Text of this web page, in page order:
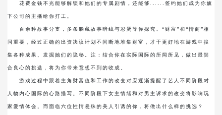
花费金钱不光能够解锁和她们的专属剧情，还能够......签约她们成为你旗
下公司的主播给你打工。
百余种故事分支，多条躲藏故事暗线与彩蛋等你探究。“财富”和“情商”相
同重要，经过正确的出资决议计划不间断地堆集财富，才干更好地在游戏中搜
集各种成果、发掘她们的隐秘。注：结合你在实际国际的所闻所见，做出最契
合良心的挑选，将为你带来意想不到的收成。
游戏过程中跟着主角财富值和工作的改变对应逐渐提醒了艺人不同阶段对
人物内心国际的心路描写。不同阶段下女主情绪和对男主诉求的改变将影响玩
家爱情体会。而面临六位性情悬殊的美人引诱的你，将做出什么样的挑选？